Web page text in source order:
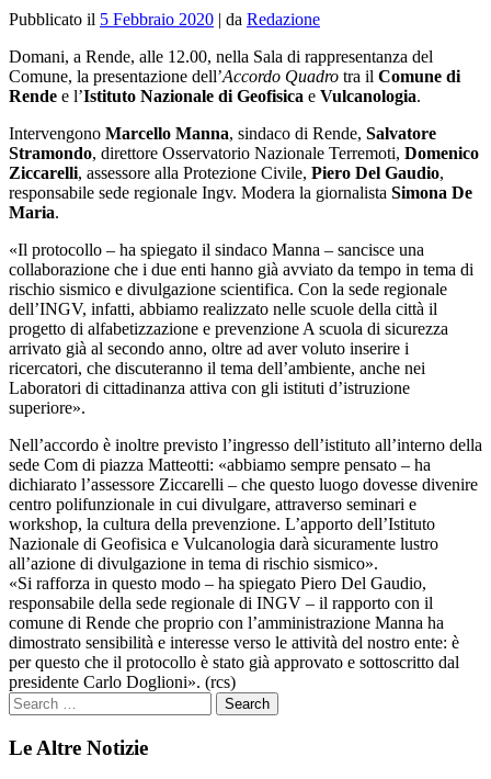
Pubblicato il 5 Febbraio 2020 | da Redazione
Domani, a Rende, alle 12.00, nella Sala di rappresentanza del
Comune, la presentazione dell’Accordo Quadro tra il Comune di
Rende e l’Istituto Nazionale di Geofisica e Vulcanologia.
Intervengono Marcello Manna, sindaco di Rende, Salvatore
Stramondo, direttore Osservatorio Nazionale Terremoti, Domenico
Ziccarelli, assessore alla Protezione Civile, Piero Del Gaudio,
responsabile sede regionale Ingv. Modera la giornalista Simona De
Maria.
«Il protocollo – ha spiegato il sindaco Manna – sancisce una
collaborazione che i due enti hanno già avviato da tempo in tema di
rischio sismico e divulgazione scientifica. Con la sede regionale
dell’INGV, infatti, abbiamo realizzato nelle scuole della città il
progetto di alfabetizzazione e prevenzione A scuola di sicurezza
arrivato già al secondo anno, oltre ad aver voluto inserire i
ricercatori, che discuteranno il tema dell’ambiente, anche nei
Laboratori di cittadinanza attiva con gli istituti d’istruzione
superiore».
Nell’accordo è inoltre previsto l’ingresso dell’istituto all’interno della
sede Com di piazza Matteotti: «abbiamo sempre pensato – ha
dichiarato l’assessore Ziccarelli – che questo luogo dovesse divenire
centro polifunzionale in cui divulgare, attraverso seminari e
workshop, la cultura della prevenzione. L’apporto dell’Istituto
Nazionale di Geofisica e Vulcanologia darà sicuramente lustro
all’azione di divulgazione in tema di rischio sismico».
«Si rafforza in questo modo – ha spiegato Piero Del Gaudio,
responsabile della sede regionale di INGV – il rapporto con il
comune di Rende che proprio con l’amministrazione Manna ha
dimostrato sensibilità e interesse verso le attività del nostro ente: è
per questo che il protocollo è stato già approvato e sottoscritto dal
presidente Carlo Doglioni». (rcs)
Le Altre Notizie